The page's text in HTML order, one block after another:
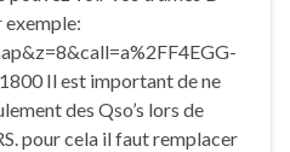
exemple:
Il est important de ne
des Qso’s lors de
pour cela il faut remplacer